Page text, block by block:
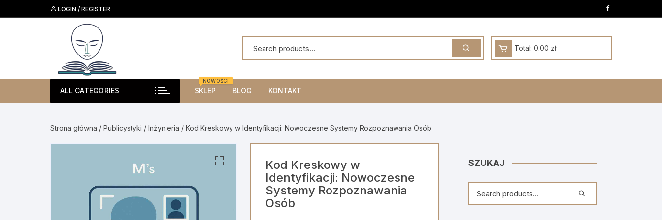
to
LOGIN / REGISTER
Total: 0.00 zł
ALL CATEGORIES SKLEP
NOWOŚCI
BLOG KONTAKT
Strona główna / Publicystyki / Inżynieria / Kod Kreskowy w Identyfikacji: Nowoczesne Systemy Rozpoznawania Osób
Kod Kreskowy w
Identyfikacji: Nowoczesne
Systemy Rozpoznawania
Osób
SZUKAJ